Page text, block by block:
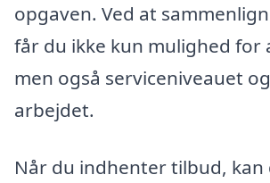
opgaven. Ved at
får du ikke kun mulighed for
men også serviceniveauet
arbejdet.
Når du indhenter tilbud, kan